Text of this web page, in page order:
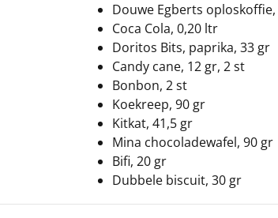
Douwe Egberts
Coca Cola, 0,20 ltr
Doritos Bits, paprika, 33 gr
Candy cane, 12 gr, 2 st
Bonbon, 2 st
Koekreep, 90 gr
Kitkat, 41,5 gr
Mina chocoladewafel, 90 gr
Bifi, 20 gr
Dubbele biscuit, 30 gr